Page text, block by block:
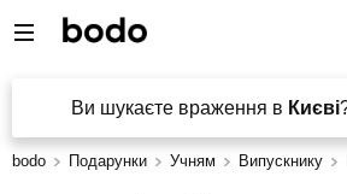
Ви шукаєте враження в Києві
bodo Подарунки Учням Випускнику